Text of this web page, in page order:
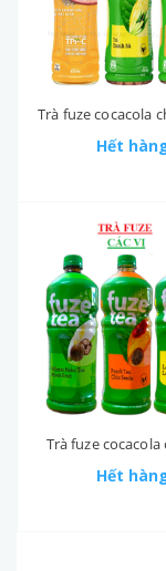
Trà fuze cocacola
Hết
Trà fuze cocacola
Hết